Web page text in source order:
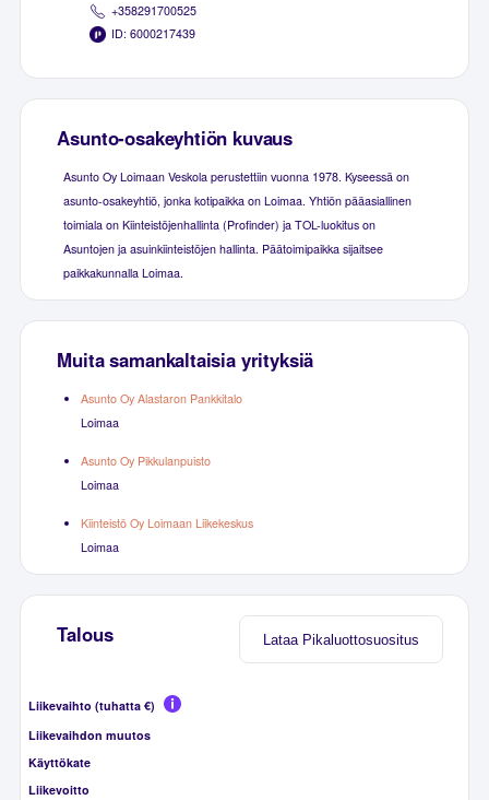
+358291700525
ID: 6000217439
Asunto-osakeyhtiön kuvaus
Asunto Oy Loimaan Veskola perustettiin vuonna 1978. Kyseessä on
asunto-osakeyhtiö, jonka kotipaikka on Loimaa. Yhtiön pääasiallinen
toimiala on Kiinteistöjenhallinta (Profinder) ja TOL-luokitus on
Asuntojen ja asuinkiinteistöjen hallinta. Päätoimipaikka sijaitsee
paikkakunnalla Loimaa.
Muita samankaltaisia yrityksiä
Asunto Oy Alastaron Pankkitalo
Loimaa
Asunto Oy Pikkulanpuisto
Loimaa
Kiinteistö Oy Loimaan Liikekeskus
Loimaa
Lataa Pikaluottosuositus
Talous
Liikevaihto (tuhatta €)
Liikevaihdon muutos
Käyttökate
Liikevoitto